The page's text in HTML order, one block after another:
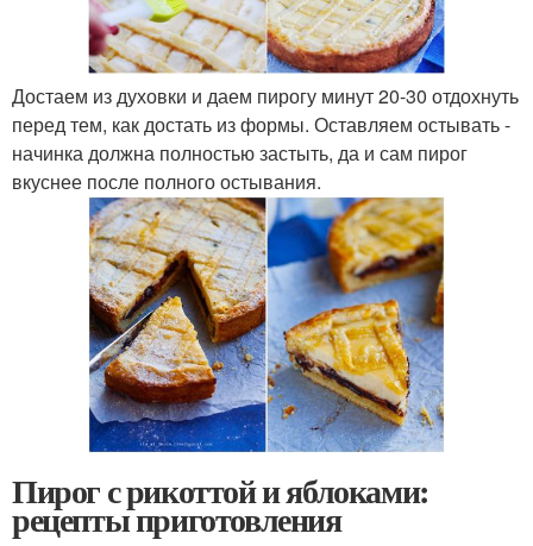
Достаем из духовки и даем пирогу минут 20-30 отдохнуть
перед тем, как достать из формы. Оставляем остывать -
начинка должна полностью застыть, да и сам пирог
вкуснее после полного остывания.
Пирог с рикоттой и яблоками:
рецепты приготовления